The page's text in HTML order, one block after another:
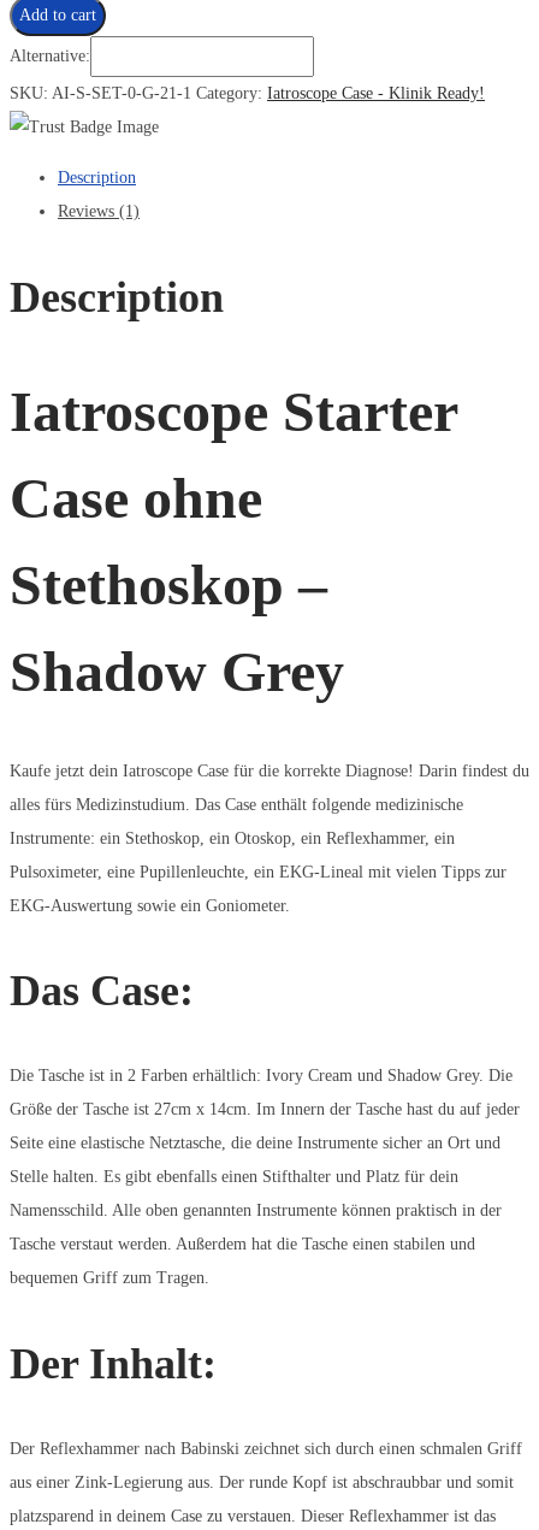
Add to cart
Alternative:
SKU: AI-S-SET-0-G-21-1 Category: Iatroscope Case - Klinik Ready!
Description
Reviews (1)
Description
Iatroscope Starter
Case ohne
Stethoskop –
Shadow Grey
Kaufe jetzt dein Iatroscope Case für die korrekte Diagnose! Darin findest du
alles fürs Medizinstudium. Das Case enthält folgende medizinische
Instrumente: ein Stethoskop, ein Otoskop, ein Reflexhammer, ein
Pulsoximeter, eine Pupillenleuchte, ein EKG-Lineal mit vielen Tipps zur
EKG-Auswertung sowie ein Goniometer.
Das Case:
Die Tasche ist in 2 Farben erhältlich: Ivory Cream und Shadow Grey. Die
Größe der Tasche ist 27cm x 14cm. Im Innern der Tasche hast du auf jeder
Seite eine elastische Netztasche, die deine Instrumente sicher an Ort und
Stelle halten. Es gibt ebenfalls einen Stifthalter und Platz für dein
Namensschild. Alle oben genannten Instrumente können praktisch in der
Tasche verstaut werden. Außerdem hat die Tasche einen stabilen und
bequemen Griff zum Tragen.
Der Inhalt:
Der Reflexhammer nach Babinski zeichnet sich durch einen schmalen Griff
aus einer Zink-Legierung aus. Der runde Kopf ist abschraubbar und somit
platzsparend in deinem Case zu verstauen. Dieser Reflexhammer ist das